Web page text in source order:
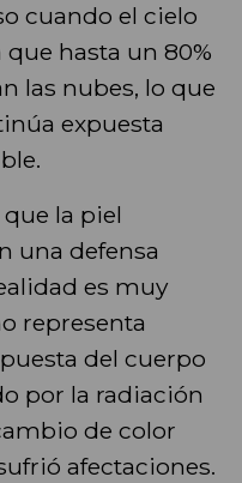
cuando el cielo
hasta un 80%
las nubes, lo que
expuesta
la piel
una defensa
es muy
representa
del cuerpo
por la radiación
de color
afectaciones.